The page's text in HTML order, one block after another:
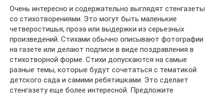
Очень интересно и содержательно выглядят стенгазеты
со стихотворениями. Это могут быть маленькие
четверостишья, проза или выдержки из серьезных
произведений. Стихами обычно описывают фотографии
на газете или делают подписи в виде поздравления в
стихотворной форме. Стихи допускаются на самые
разные темы, которые будут сочетаться с тематикой
детского сада и самими ребятишками. Это сделает
стенгазету еще более интересной. Предложите